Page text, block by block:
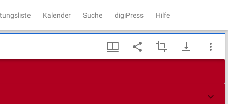
Kalender Suche digiPress Hilfe